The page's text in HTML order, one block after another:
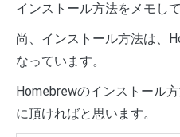
インストール方法をメモし
尚、インストール方法は、
なっています。
Homebrewのインストール
に頂ければと思います。